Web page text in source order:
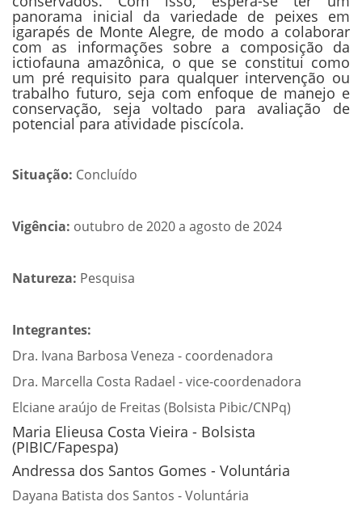
panorama inicial da variedade de peixes em
igarapés de Monte Alegre, de modo a colaborar
com as informações sobre a composição da
ictiofauna amazônica, o que se constitui como
um pré requisito para qualquer intervenção ou
trabalho futuro, seja com enfoque de manejo e
conservação, seja voltado para avaliação de
potencial para atividade piscícola.
Situação: Concluído
Vigência: outubro de 2020 a agosto de 2024
Natureza: Pesquisa
Integrantes:
Dra. Ivana Barbosa Veneza - coordenadora
Dra. Marcella Costa Radael - vice-coordenadora
Elciane araújo de Freitas (Bolsista Pibic/CNPq)
Maria Elieusa Costa Vieira - Bolsista
(PIBIC/Fapespa)
Andressa dos Santos Gomes - Voluntária
Dayana Batista dos Santos - Voluntária